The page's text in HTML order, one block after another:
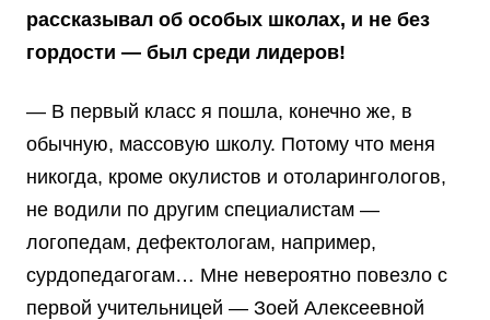
рассказывал об особых школах, и не без
гордости — был среди лидеров!
— В первый класс я пошла, конечно же, в
обычную, массовую школу. Потому что меня
никогда, кроме окулистов и отоларингологов,
не водили по другим специалистам —
логопедам, дефектологам, например,
сурдопедагогам… Мне невероятно повезло с
первой учительницей — Зоей Алексеевной